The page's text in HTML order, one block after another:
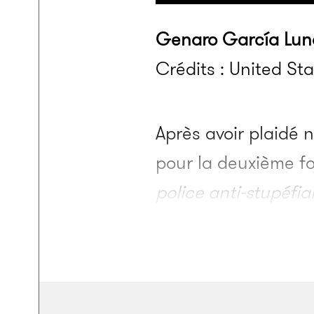
Genaro García
Crédits : United
Après avoir plaidé
pour la deuxième
police anti-
Burnett, qui a